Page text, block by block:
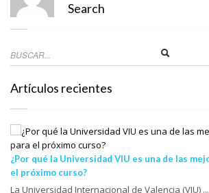
Search
Artículos recientes
¿Por qué la Universidad VIU es una de las
el próximo curso?
La Universidad Internacional de Valencia (VIU) ...